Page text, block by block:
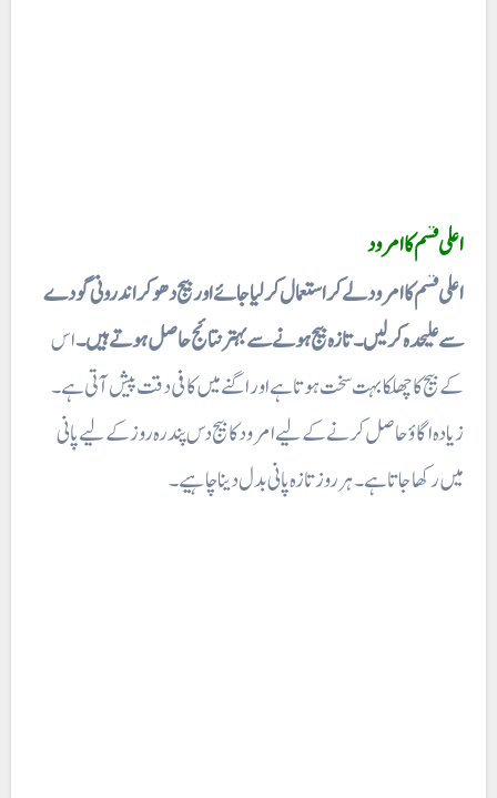
اعلی قسم کا امرود
اعلی قسم کا امرود لے کر استعمال کر لیا جائے اور بیج دھو کر اندرونی گودے
سے علیحدہ کر لیں۔ تازہ بیج ہونے سے بہتر نتائج حاصل ہوتے ہیں۔اس
کے بیج کا چھلکا بہت سخت ہوتا ہے اور اگنے میں کافی دقت پیش آتی ہے۔
زیادہ اگاؤ حاصل کرنے کے لیے امرود کا بیج دس پندرہ روز کے لیے پانی
میں رکھا جاتا ہے ۔ ہر روز تازہ پانی بدل دینا چاہیے۔